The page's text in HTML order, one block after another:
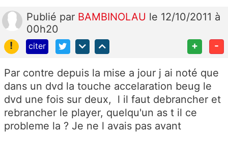
Publié par BAMBINOLAU le 12/10/2011 à
00h20
!
citer + -
Par contre depuis la mise a jour j ai noté que
dans un dvd la touche accelaration beug le
dvd une fois sur deux, l il faut debrancher et
rebrancher le player, quelqu'un as t il ce
probleme la ? Je ne l avais pas avant